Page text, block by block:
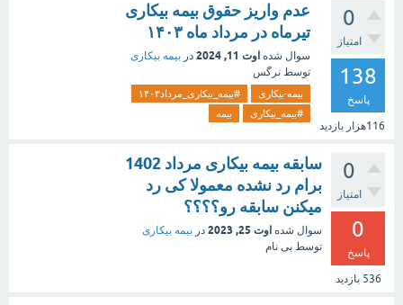
0
امتیاز
138
پاسخ
116هزار بازدید
عدم واریز حقوق بیمه بیکاری
تیرماه در مرداد ماه ۱۴۰۳
سوال شده اوت 11, 2024 در بیمه بیکاری
توسط نرگس
بیمه-بیکاری
#بیمه_بیکاری_مرداد۱۴۰۳
#بیمه_بیکاری
بیمه
0
امتیاز
0
پاسخ
536 بازدید
سابقه بیمه بیکاری مرداد 1402
برام رد نشده معمولا کی رد
میکنن سابقه رو؟؟؟؟
سوال شده اوت 25, 2023 در بیمه بیکاری
توسط بی نام